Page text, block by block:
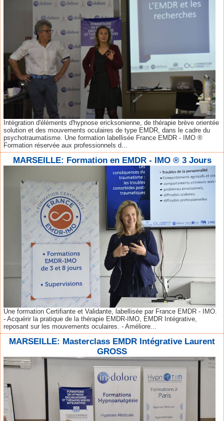
Intégration d'éléments d'hypnose ericksonienne, de thérapie brève orientée
solution et des mouvements oculaires de type EMDR, dans le cadre du
psychotraumatisme. Une formation labellisée France EMDR - IMO ®
Formation réservée aux professionnels d...
MARSEILLE: Formation en EMDR - IMO ® 3 Jours
Une formation Certifiante et Validante, labellisée par France EMDR - IMO.
- Acquérir la pratique de la thérapie EMDR-IMO, EMDR Intégrative,
reposant sur les mouvements oculaires. - Améliore...
MARSEILLE: Masterclass EMDR Intégrative Laurent
GROSS